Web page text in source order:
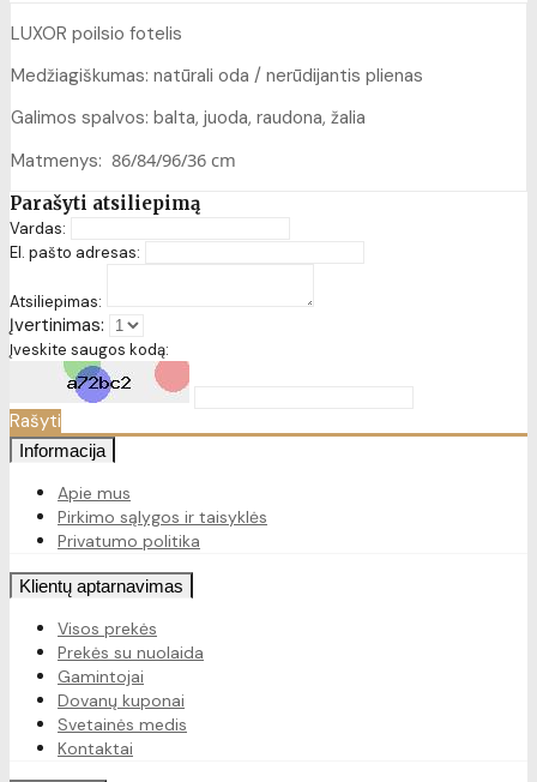
LUXOR poilsio fotelis
Medžiagiškumas: natūrali oda / nerūdijantis plienas
Galimos spalvos: balta, juoda, raudona, žalia
Matmenys: 86/84/96/36 cm
Parašyti atsiliepimą
Vardas:
El. pašto adresas:
Atsiliepimas:
Įvertinimas:
Įveskite saugos kodą:
Rašyti
Informacija
Apie mus
Pirkimo sąlygos ir taisyklės
Privatumo politika
Klientų aptarnavimas
Visos prekės
Prekės su nuolaida
Gamintojai
Dovanų kuponai
Svetainės medis
Kontaktai